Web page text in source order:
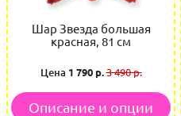
Шар Звезда большая
красная, 81 см
Цена 1 790 р.3 490 р.
Описание и опции